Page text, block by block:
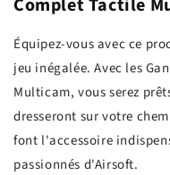
Complet Tactile
Équipez-vous avec ce
jeu inégalée. Avec les
Multicam, vous serez
dresseront sur votre
font l'accessoire
passionnés d'Airsoft.